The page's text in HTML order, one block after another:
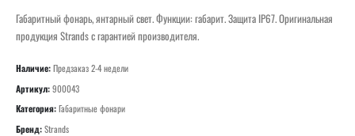
Габаритный фонарь, янтарный свет. Функции: габарит. Защита IP67. Оригинальная
продукция Strands с гарантией производителя.
Наличие:Предзаказ 2-4 недели
Артикул:900043
Категория:Габаритные фонари
Бренд:Strands